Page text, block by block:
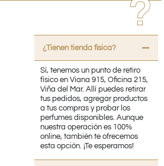
¿Tienen tienda fisica?
Sí, tenemos un punto de retiro
físico en Viana 915, Oficina 215,
Viña del Mar. Allí puedes retirar
tus pedidos, agregar productos
a tus compras y probar los
perfumes disponibles. Aunque
nuestra operación es 100%
online, también te ofrecemos
esta opción. ¡Te esperamos!